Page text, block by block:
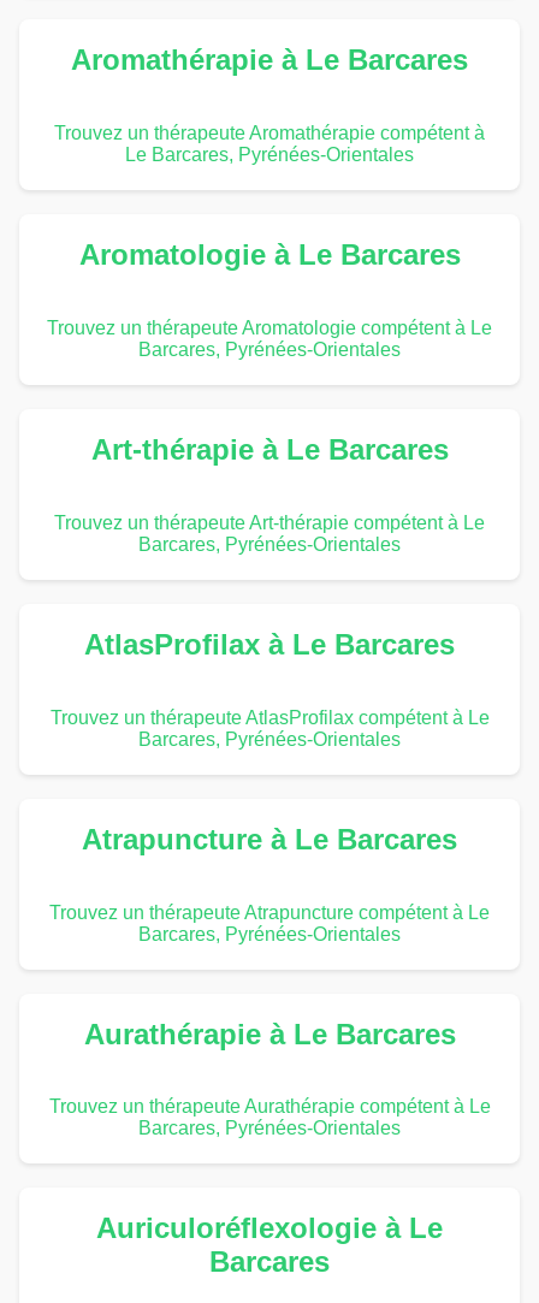
Aromathérapie à Le Barcares
Trouvez un thérapeute Aromathérapie compétent à
Le Barcares, Pyrénées-Orientales
Aromatologie à Le Barcares
Trouvez un thérapeute Aromatologie compétent à Le
Barcares, Pyrénées-Orientales
Art-thérapie à Le Barcares
Trouvez un thérapeute Art-thérapie compétent à Le
Barcares, Pyrénées-Orientales
AtlasProfilax à Le Barcares
Trouvez un thérapeute AtlasProfilax compétent à Le
Barcares, Pyrénées-Orientales
Atrapuncture à Le Barcares
Trouvez un thérapeute Atrapuncture compétent à Le
Barcares, Pyrénées-Orientales
Aurathérapie à Le Barcares
Trouvez un thérapeute Aurathérapie compétent à Le
Barcares, Pyrénées-Orientales
Auriculoréflexologie à Le
Barcares